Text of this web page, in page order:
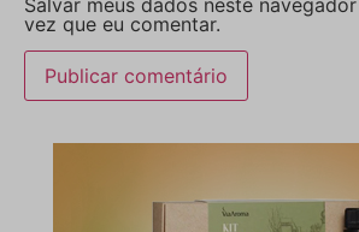
vez que eu comentar.